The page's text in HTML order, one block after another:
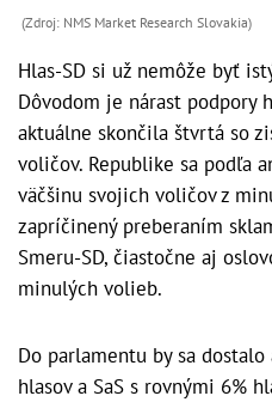
(Zdroj: NMS Market Research Slovakia)
Hlas-SD si už nemôže byť
Dôvodom je nárast podpory
aktuálne skončila štvrtá so
voličov. Republike sa podľa
väčšinu svojich voličov z
zapríčinený preberaním
Smeru-SD, čiastočne aj
minulých volieb.
Do parlamentu by sa
hlasov a SaS s rovnými 6%